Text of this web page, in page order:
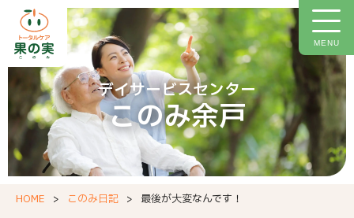
MENU
トップページ
施設について
施設概要
ご利用料金
イベント情報
今月の献立
このみ日記
デイサービスセンター
このみ余戸
HOME このみ日記 最後が大変なんです！